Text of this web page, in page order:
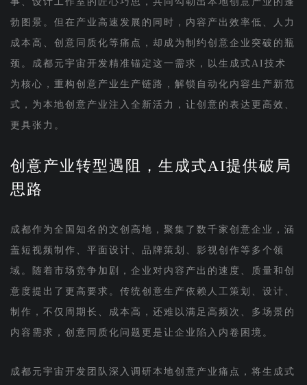
勃图景。但在产业高速发展的同时，内容产出效率低、人力
成本高、创意同质化等痛点，却成为制约创意企业突破的瓶
颈。成都元宇宙开发精准锚定这一需求，以生成式AI技术
为核心，重构创意产业生产链路，解锁自动化内容生产新范
式，为本地创意产业注入全新活力，让创意的表达更高效、
更具张力。
创意产业转型遇阻，生成式AI提供破局
思路
成都作为全国知名的文创高地，聚集了数千家创意企业，涵
盖短视频制作、平面设计、品牌策划、影视创作等多个领
域。随着市场竞争加剧，企业对内容产出的速度、质量和创
意度提出了更高要求。传统创意生产依赖人工策划、设计、
制作，不仅周期长、成本高，还难以满足高频次、多场景的
内容需求，创意同质化问题更是让企业陷入内卷困境。
成都元宇宙开发团队深入调研本地创意产业痛点，将生成式